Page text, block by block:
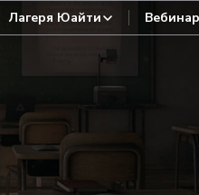
Лагеря Юайти